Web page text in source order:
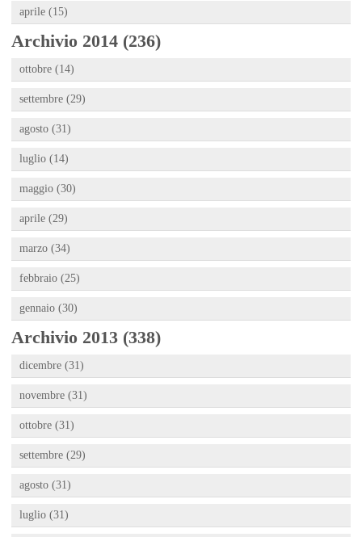
aprile (15)
Archivio 2014 (236)
ottobre (14)
settembre (29)
agosto (31)
luglio (14)
maggio (30)
aprile (29)
marzo (34)
febbraio (25)
gennaio (30)
Archivio 2013 (338)
dicembre (31)
novembre (31)
ottobre (31)
settembre (29)
agosto (31)
luglio (31)